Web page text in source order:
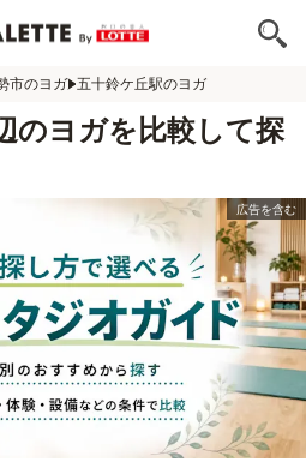
市のヨガ 五十鈴ケ丘駅のヨガ
のヨガを比較して探